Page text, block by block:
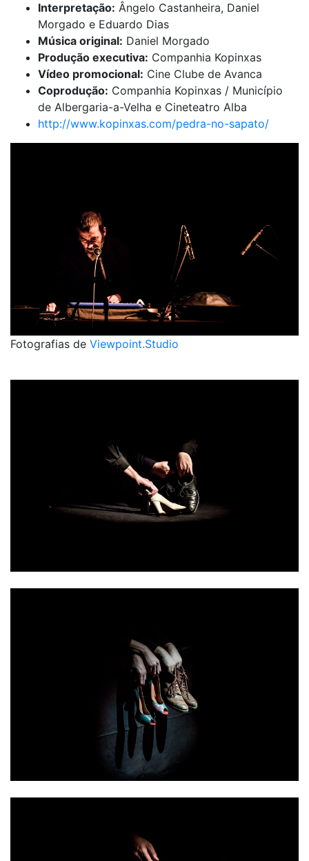
Interpretação: Ângelo Castanheira, Daniel
Morgado e Eduardo Dias
Música original: Daniel Morgado
Produção executiva: Companhia Kopinxas
Vídeo promocional: Cine Clube de Avanca
Coprodução: Companhia Kopinxas / Município
de Albergaria-a-Velha e Cineteatro Alba
http://www.kopinxas.com/pedra-no-sapato/
Fotografias de Viewpoint.Studio